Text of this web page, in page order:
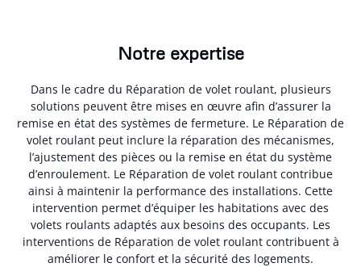
Notre expertise
Dans le cadre du Réparation de volet roulant, plusieurs
solutions peuvent être mises en œuvre afin d’assurer la
remise en état des systèmes de fermeture. Le Réparation de
volet roulant peut inclure la réparation des mécanismes,
l’ajustement des pièces ou la remise en état du système
d’enroulement. Le Réparation de volet roulant contribue
ainsi à maintenir la performance des installations. Cette
intervention permet d’équiper les habitations avec des
volets roulants adaptés aux besoins des occupants. Les
interventions de Réparation de volet roulant contribuent à
améliorer le confort et la sécurité des logements.